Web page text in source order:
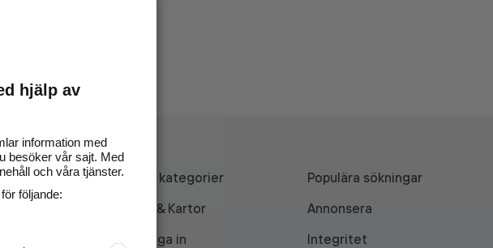
på
Alla kategorier
Populära sökningar
API & Kartor
Annonsera
Logga in
Integritet
hjälp av
information med
besöker vår sajt. Med
och våra tjänster.
följande: